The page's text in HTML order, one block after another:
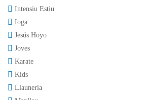
Intensiu Estiu
Ioga
Jesús Hoyo
Joves
Karate
Kids
Llauneria